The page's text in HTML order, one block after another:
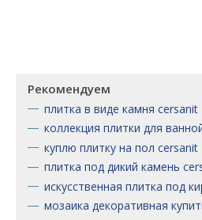
Рекомендуем
плитка в виде камня cersanit
коллекция плитки для
куплю плитку на пол cersanit
плитка под дикий камень
искусственная плитка под
мозаика декоративная